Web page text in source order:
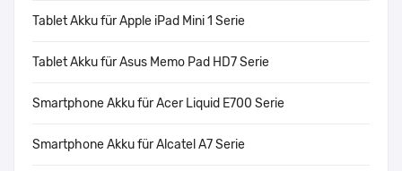
Tablet Akku für Apple iPad Mini 1 Serie
Tablet Akku für Asus Memo Pad HD7 Serie
Smartphone Akku für Acer Liquid E700 Serie
Smartphone Akku für Alcatel A7 Serie